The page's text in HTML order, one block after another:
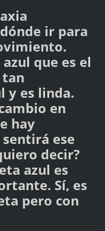
ir para
que es el
tan
y es linda.
en
hay
ese
decir?
azul es
Sí, es
pero con